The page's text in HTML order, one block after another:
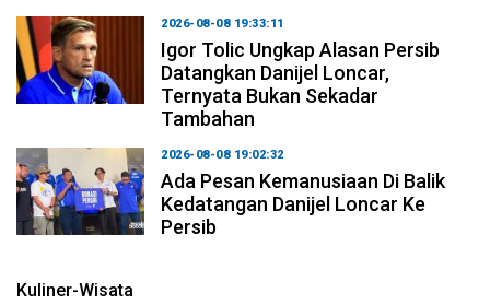
2026-08-08 19:33:11
Igor Tolic Ungkap Alasan Persib
Datangkan Danijel Loncar,
Ternyata Bukan Sekadar
Tambahan
2026-08-08 19:02:32
Ada Pesan Kemanusiaan Di Balik
Kedatangan Danijel Loncar Ke
Persib
Kuliner-Wisata